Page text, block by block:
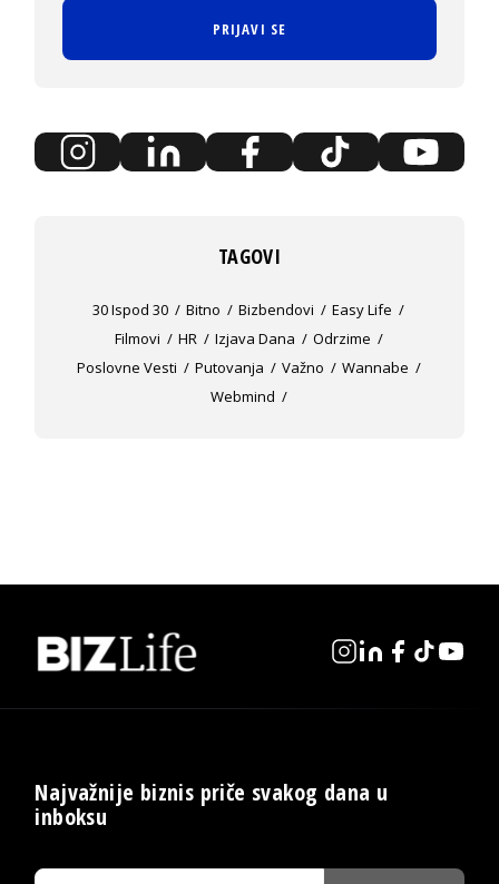
PRIJAVI SE
TAGOVI
30 Ispod 30 Bitno Bizbendovi
Easy Life
Filmovi
HR Izjava Dana
Odrzime
Poslovne Vesti
Putovanja Važno
Wannabe
Webmind
Najvažnije biznis priče svakog dana u
inboksu